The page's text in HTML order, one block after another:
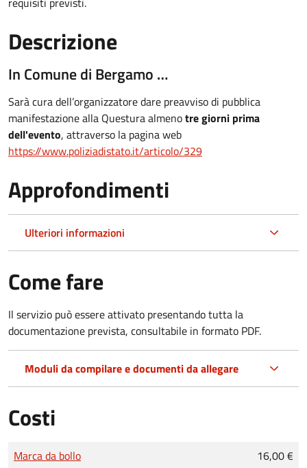
Descrizione
In Comune di Bergamo …
Sarà cura dell’organizzatore dare preavviso di pubblica
manifestazione alla Questura almenotre giorni prima
dell'evento, attraverso la pagina web
https://www.poliziadistato.it/articolo/329
Approfondimenti
Ulteriori informazioni
Come fare
Il servizio può essere attivato presentando tutta la
documentazione prevista, consultabile in formato PDF.
Moduli da compilare e documenti da allegare
Costi
Tipo di pagamento
Importo
Marca da bollo 16,00 €